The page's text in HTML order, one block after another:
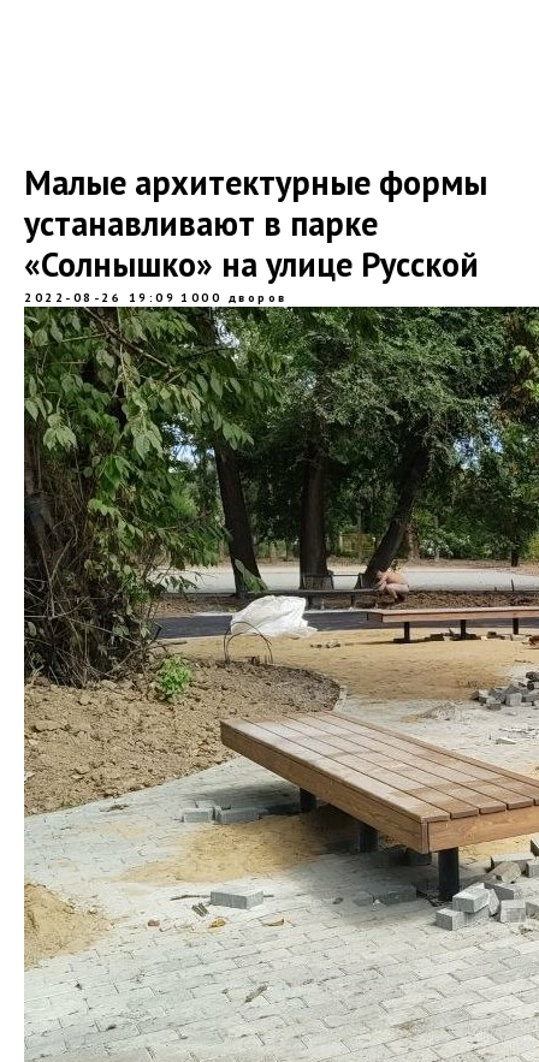
Малые архитектурные формы
устанавливают в парке
«Солнышко» на улице Русской
2022-08-26 19:09 1000 дворов